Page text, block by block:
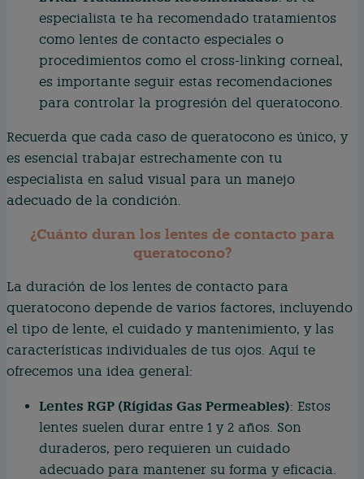
especialista te ha recomendado tratamientos
como lentes de contacto especiales o
procedimientos como el cross-linking corneal,
es importante seguir estas recomendaciones
para controlar la progresión del queratocono.
Recuerda que cada caso de queratocono es único, y
es esencial trabajar estrechamente con tu
especialista en salud visual para un manejo
adecuado de la condición.
¿Cuánto duran los lentes de contacto para
queratocono?
La duración de los lentes de contacto para
queratocono depende de varios factores, incluyendo
el tipo de lente, el cuidado y mantenimiento, y las
características individuales de tus ojos. Aquí te
ofrecemos una idea general:
Lentes RGP (Rígidas Gas Permeables): Estos
lentes suelen durar entre 1 y 2 años. Son
duraderos, pero requieren un cuidado
adecuado para mantener su forma y eficacia.